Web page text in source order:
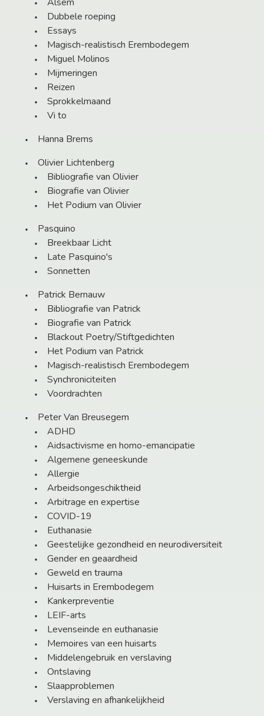
Dubbele roeping
Essays
Magisch-realistisch Erembodegem
Miguel Molinos
Mijmeringen
Reizen
Sprokkelmaand
Vi to
Hanna Brems
Olivier Lichtenberg
Bibliografie van Olivier
Biografie van Olivier
Het Podium van Olivier
Pasquino
Breekbaar Licht
Late Pasquino's
Sonnetten
Patrick Bernauw
Bibliografie van Patrick
Biografie van Patrick
Blackout Poetry/Stiftgedichten
Het Podium van Patrick
Magisch-realistisch Erembodegem
Synchroniciteiten
Voordrachten
Peter Van Breusegem
ADHD
Aidsactivisme en homo-emancipatie
Algemene geneeskunde
Allergie
Arbeidsongeschiktheid
Arbitrage en expertise
COVID-19
Euthanasie
Geestelijke gezondheid en neurodiversiteit
Gender en geaardheid
Geweld en trauma
Huisarts in Erembodegem
Kankerpreventie
LEIF-arts
Levenseinde en euthanasie
Memoires van een huisarts
Middelengebruik en verslaving
Ontslaving
Slaapproblemen
Verslaving en afhankelijkheid